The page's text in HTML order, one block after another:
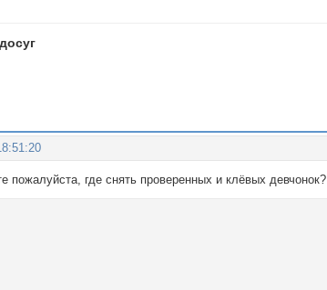
пожалуйста, где снять проверенных и клёвых девчонок?